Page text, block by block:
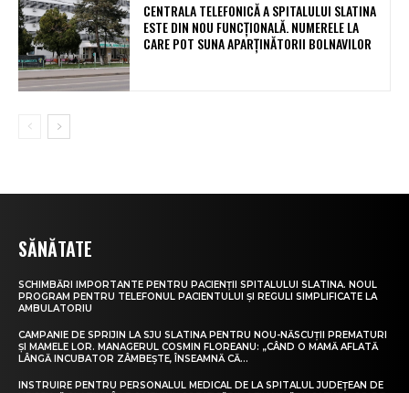
CENTRALA TELEFONICĂ A SPITALULUI SLATINA
ESTE DIN NOU FUNCȚIONALĂ. NUMERELE LA
CARE POT SUNA APARȚINĂTORII BOLNAVILOR
SĂNĂTATE
SCHIMBĂRI IMPORTANTE PENTRU PACIENȚII SPITALULUI SLATINA. NOUL
PROGRAM PENTRU TELEFONUL PACIENTULUI ȘI REGULI SIMPLIFICATE LA
AMBULATORIU
CAMPANIE DE SPRIJIN LA SJU SLATINA PENTRU NOU-NĂSCUȚII PREMATURI
ȘI MAMELE LOR. MANAGERUL COSMIN FLOREANU: „CÂND O MAMĂ AFLATĂ
LÂNGĂ INCUBATOR ZÂMBEȘTE, ÎNSEAMNĂ CĂ...
INSTRUIRE PENTRU PERSONALUL MEDICAL DE LA SPITALUL JUDEȚEAN DE